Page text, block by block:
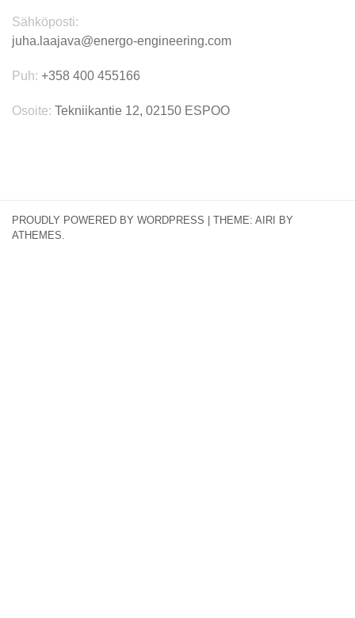
Sähköposti:
juha.laajava@energo-engineering.com
Puh: +358 400 455166
Osoite: Tekniikantie 12, 02150 ESPOO
PROUDLY POWERED BY WORDPRESS THEME: AIRI
BY
ATHEMES.